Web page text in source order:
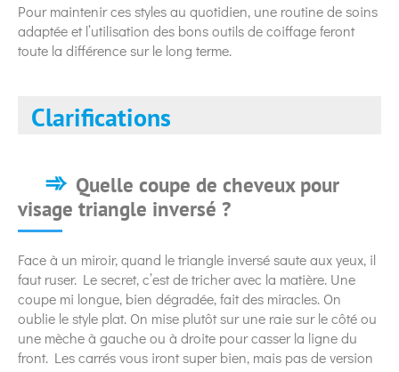
Pour maintenir ces styles au quotidien, une routine de soins
adaptée et l’utilisation des bons outils de coiffage feront
toute la différence sur le long terme.
Clarifications
Quelle coupe de cheveux pour
visage triangle inversé ?
Face à un miroir, quand le triangle inversé saute aux yeux, il
faut ruser. Le secret, c’est de tricher avec la matière. Une
coupe mi longue, bien dégradée, fait des miracles. On
oublie le style plat. On mise plutôt sur une raie sur le côté ou
une mèche à gauche ou à droite pour casser la ligne du
front. Les carrés vous iront super bien, mais pas de version